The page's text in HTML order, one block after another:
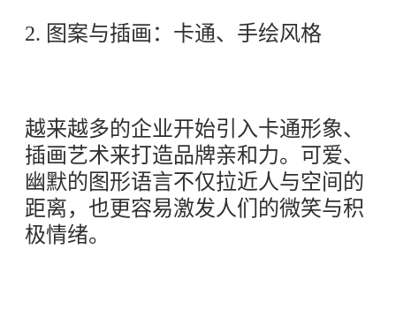
2. 图案与插画：卡通、手绘风格
越来越多的企业开始引入卡通形象、
插画艺术来打造品牌亲和力。可爱、
幽默的图形语言不仅拉近人与空间的
距离，也更容易激发人们的微笑与积
极情绪。